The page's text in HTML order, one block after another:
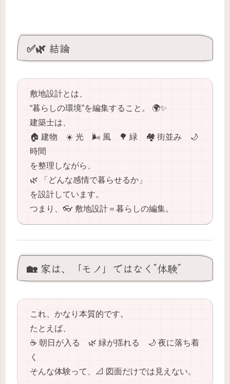
✅🌿 結論
敷地設計とは、
“暮らしの環境”を編集すること。 🌍✨
建築士は、
🏠 建物 ☀️ 光 🌬️ 風 🌳 緑 🏘️ 街並み 🌙
時間
を整理しながら、
🌿 「どんな感情で暮らせるか」
を設計しています。
つまり、👓 敷地設計＝暮らしの編集。
🏡 家は、「モノ」ではなく”体験”
これ、かなり本質的です。
たとえば、
☕️ 朝日が入る 🌿 緑が揺れる 🌙 夜に落ち着
く
そんな体験って、📐 図面だけでは見えない。